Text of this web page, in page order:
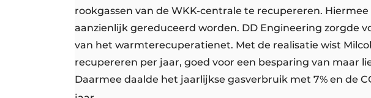
rookgassen van de WKK-centrale te recupereren.
aanzienlijk gereduceerd worden. DD Engineering zorgde
van het warmterecuperatienet. Met de realisatie wist
recupereren per jaar, goed voor een besparing van maar
Daarmee daalde het jaarlijkse gasverbruik met 7% en de